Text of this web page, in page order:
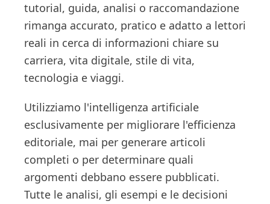
tutorial, guida, analisi o raccomandazione
rimanga accurato, pratico e adatto a lettori
reali in cerca di informazioni chiare su
carriera, vita digitale, stile di vita,
tecnologia e viaggi.
Utilizziamo l'intelligenza artificiale
esclusivamente per migliorare l'efficienza
editoriale, mai per generare articoli
completi o per determinare quali
argomenti debbano essere pubblicati.
Tutte le analisi, gli esempi e le decisioni